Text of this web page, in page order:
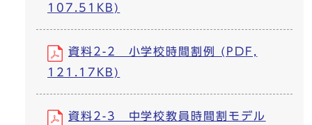
107.51KB)
資料2-2 小学校時間割例 (PDF,
121.17KB)
資料2-3 中学校教員時間割モデル